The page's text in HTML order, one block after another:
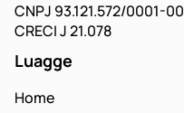
CNPJ 93.121.572/0001-00
CRECI J 21.078
Luagge
Home